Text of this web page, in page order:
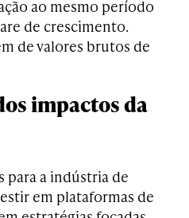
ao mesmo período
de crescimento.
de valores brutos de
impactos da
para a indústria de
em plataformas de